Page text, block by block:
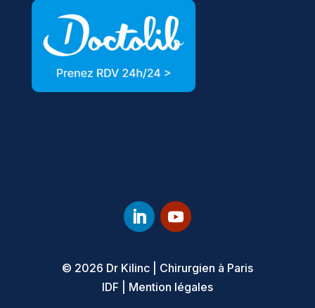
© 2026 Dr Kilinc
Chirurgien à Paris
IDF
Mention légales